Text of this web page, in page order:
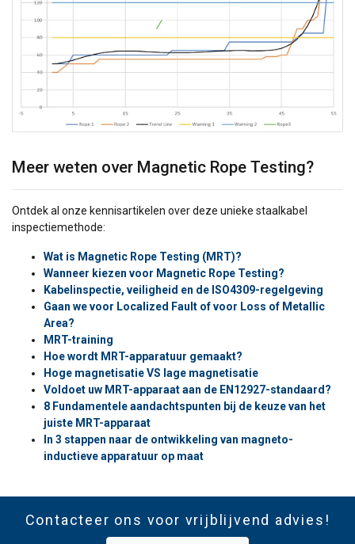
Meer weten over Magnetic Rope Testing?
Ontdek al onze kennisartikelen over deze unieke staalkabel
inspectiemethode:
Wat is Magnetic Rope Testing (MRT)?
Wanneer kiezen voor Magnetic Rope Testing?
Kabelinspectie, veiligheid en de ISO4309-regelgeving
Gaan we voor Localized Fault of voor Loss of Metallic
Area?
MRT-training
Hoe wordt MRT-apparatuur gemaakt?
Hoge magnetisatie VS lage magnetisatie
Voldoet uw MRT-apparaat aan de EN12927-standaard?
8 Fundamentele aandachtspunten bij de keuze van het
juiste MRT-apparaat
In 3 stappen naar de ontwikkeling van magneto-
inductieve apparatuur op maat
Contacteer ons voor vrijblijvend advies!